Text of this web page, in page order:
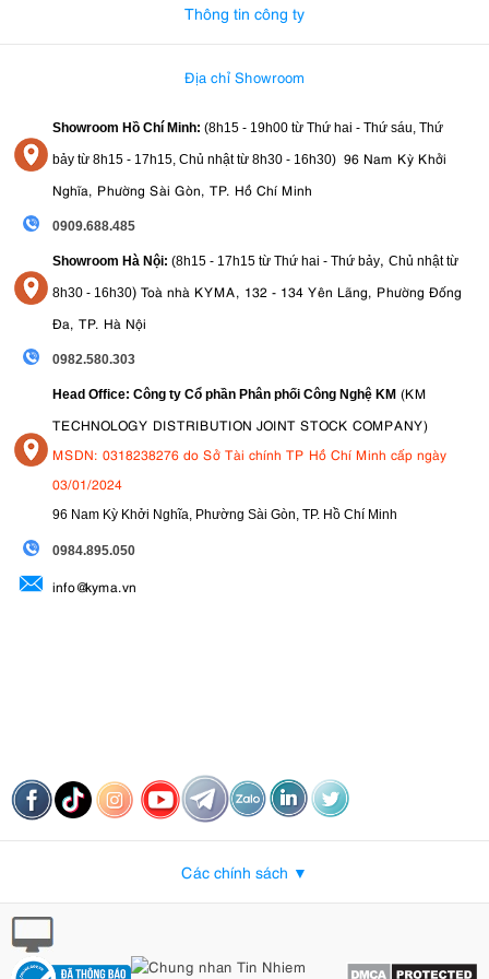
Chụp chân dung chuyên nghiệp
Chụp sản phẩm thương mại
10. Kết luận
Tổng kết lại,Godox DP600III-V
nhiếp ảnh gia và studio cần một hệ thống flash mạnh mẽ, ổn định và
linh hoạt. Với công suất 600Ws, đèn LED modeling 30W hiện đại,
thời gian hồi đèn nhanh, khả năng điều khiển không dây thông minh
cùng ngàm Bowens phổ biến, sản phẩm đáp ứng hiệu quả hầu hết
sáng đáng đầu tư cho các studio muốn nâng cao chất lượng hình ảnh
và tối ưu quy trình làm việc.
Thông tin công ty
Địa chỉ Showroom
Showroom Hồ Chí Minh: (8h15 - 19h00 từ Thứ hai - Thứ sáu, Thứ
bảy từ 8h15 - 17h15, Chủ nhật từ 8h30 - 16h30) 96 Nam Kỳ Khởi
Nghĩa, Phường Sài Gòn, TP. Hồ Chí Minh
0909.688.485
Showroom Hà Nội: (8h15 - 17h15 từ Thứ hai - Thứ bảy, Chủ nhật từ
8h30 - 16h30) Toà nhà KYMA, 132 - 134 Yên Lãng, Phường Đống
Đa, TP. Hà Nội
0982.580.303
Head Office: Công ty Cổ phần Phân phối Công Nghệ KM (KM
TECHNOLOGY DISTRIBUTION JOINT STOCK COMPANY)
MSDN: 0318238276 do Sở Tài chính TP Hồ Chí Minh cấp ngày
03/01/2024
96 Nam Kỳ Khởi Nghĩa, Phường Sài Gòn, TP. Hồ Chí Minh
0984.895.050
info@kyma.vn
Các chính sách ▼